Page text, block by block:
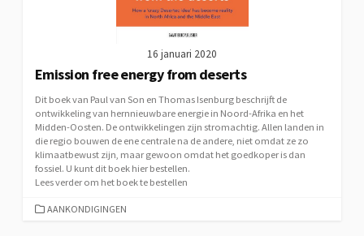
16 januari 2020
Emission free energy from deserts
Dit boek van Paul van Son en Thomas Isenburg beschrijft de
ontwikkeling van hernnieuwbare energie in Noord-Afrika en het
Midden-Oosten. De ontwikkelingen zijn stromachtig. Allen landen in
die regio bouwen de ene centrale na de andere, niet omdat ze zo
klimaatbewust zijn, maar gewoon omdat het goedkoper is dan
fossiel. U kunt dit boek hier bestellen.
Lees verder om het boek te bestellen
CATEGORIEËN
AANKONDIGINGEN